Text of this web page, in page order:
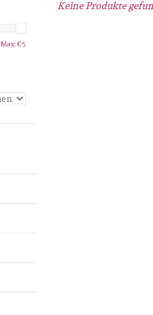
Max: €5
Keine Produkte